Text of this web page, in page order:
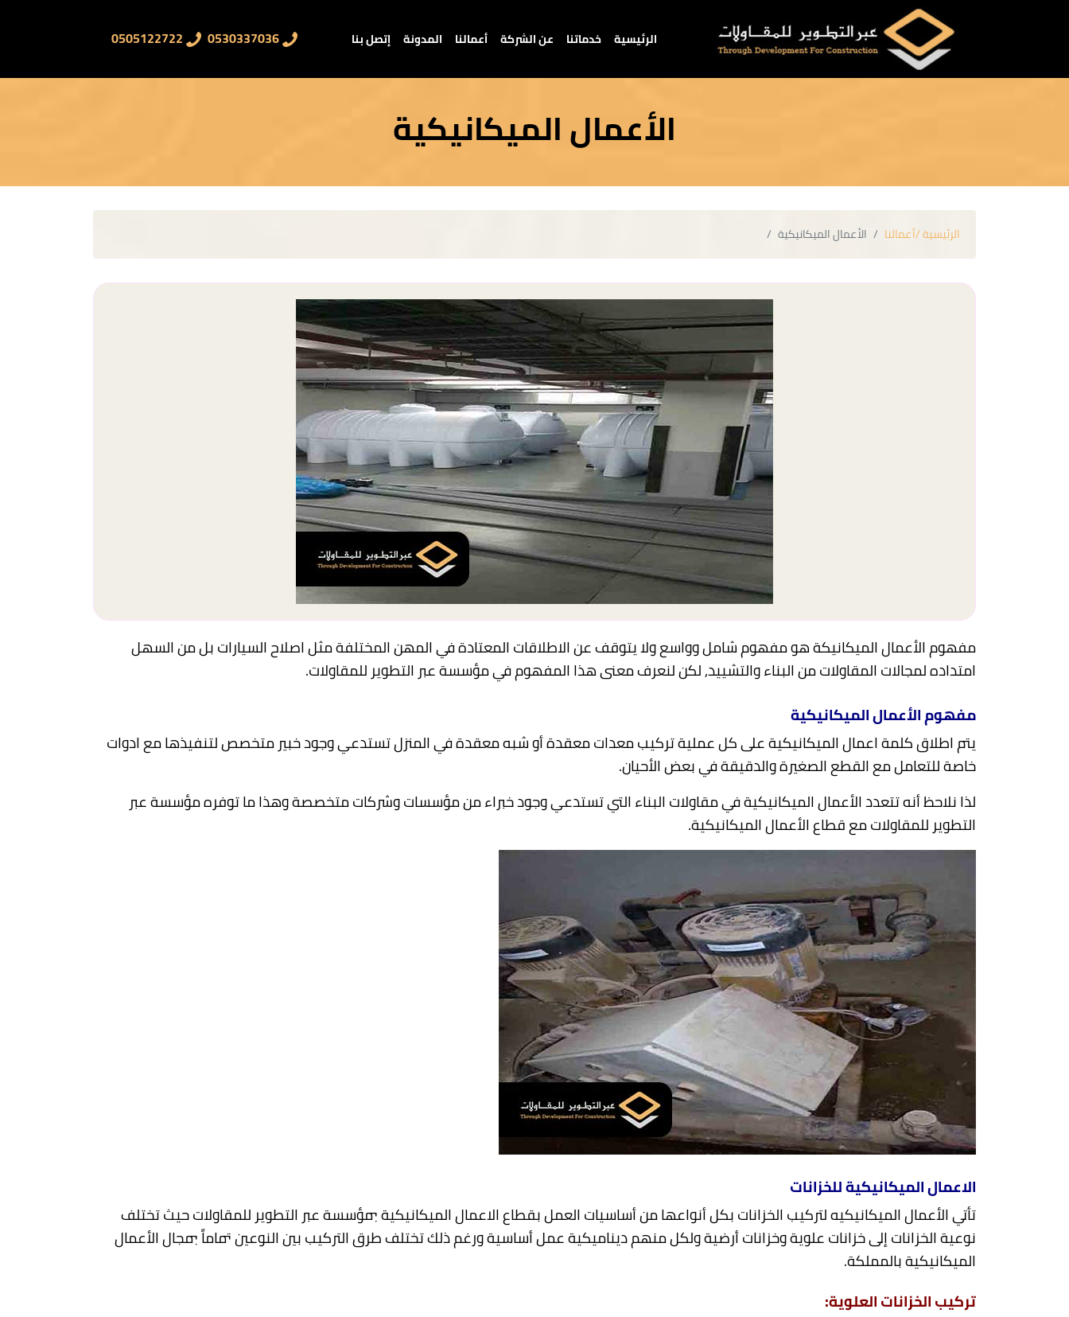
الرئيسية خدماتنا عن الشركة أعمالنا المدونة إتصل بنا 0530337036
0505122722
الأعمال الميكانيكية
الرئيسية /أعمالنا الأعمال الميكانيكية
مفهوم الأعمال الميكانيكة هو مفهوم شامل وواسع ولا يتوقف عن الاطلاقات المعتادة في المهن المختلفة مثل اصلاح السيارات بل من السهل
امتداده لمجالات المقاولات من البناء والتشييد, لكن لنعرف معنى هذا المفهوم في مؤسسة عبر التطوير للمقاولات.
مفهوم الأعمال الميكانيكية
يتم اطلاق كلمة اعمال الميكانيكية على كل عملية تركيب معدات معقدة أو شبه معقدة في المنزل تستدعي وجود خبير متخصص لتنفيذها مع ادوات
خاصة للتعامل مع القطع الصغيرة والدقيقة في بعض الأحيان.
لذا نلاحظ أنه تتعدد الأعمال الميكانيكية في مقاولات البناء التي تستدعي وجود خبراء من مؤسسات وشركات متخصصة وهذا ما توفره مؤسسة عبر
التطوير للمقاولات مع قطاع الأعمال الميكانيكية.
الاعمال الميكانيكية للخزانات
تأتي الأعمال الميكانيكيه لتركيب الخزانات بكل أنواعها من أساسيات العمل بقطاع الاعمال الميكانيكية بمؤسسة عبر التطوير للمقاولات حيث تختلف
نوعية الخزانات إلى خزانات علوية وخزانات أرضية ولكل منهم ديناميكية عمل أساسية ورغم ذلك تختلف طرق التركيب بين النوعين تماماً بمجال الأعمال
الميكانيكية بالمملكة.
تركيب الخزانات العلوية: